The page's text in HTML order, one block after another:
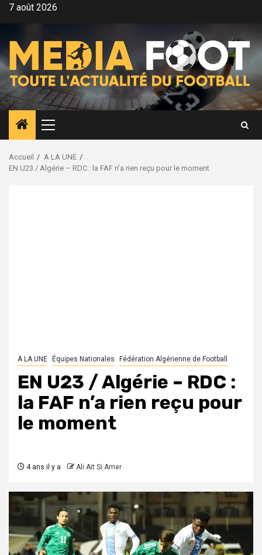
Aller7 août 2026
Menu
principal
Accueil
A LA UNE
EN U23 / Algérie – RDC : la FAF n’a rien reçu pour le moment
A LA UNE Équipes Nationales Fédération Algérienne de Football
EN U23 / Algérie – RDC :
la FAF n’a rien reçu pour
le moment
4 ans il y a Ali Ait Si Amer